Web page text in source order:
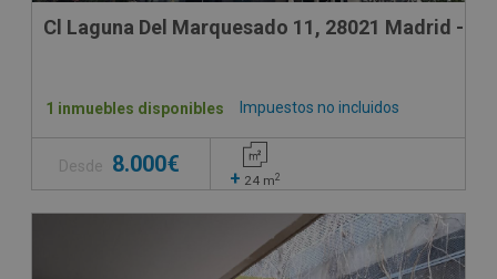
Cl Laguna Del Marquesado 11, 28021 Madrid -
Impuestos no incluidos
1 inmuebles disponibles
Desde 8.000€
+ 24 m2